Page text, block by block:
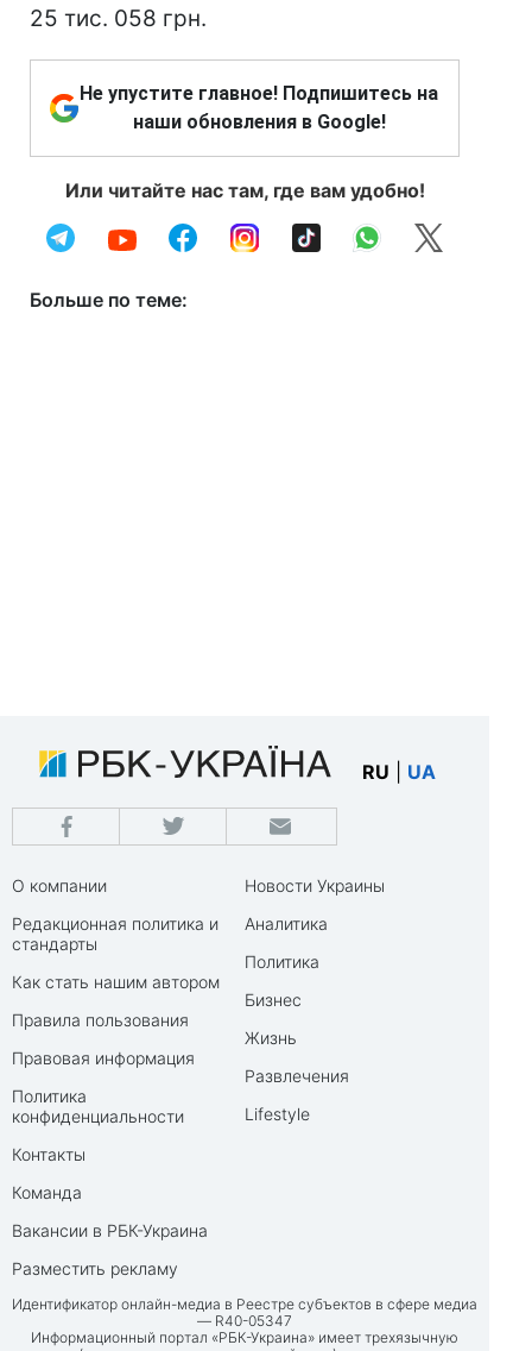
25 тис. 058 грн.
Не упустите главное! Подпишитесь на
наши обновления в Google!
Или читайте нас там, где вам удобно!
Больше по теме:
RU UA
О компании
Редакционная политика и
стандарты
Как стать нашим автором
Правила пользования
Правовая информация
Политика
конфиденциальности
Контакты
Команда
Вакансии в РБК-Украина
Разместить рекламу
Новости Украины
Аналитика
Политика
Бизнес
Жизнь
Развлечения
Lifestyle
Идентификатор онлайн-медиа в Реестре субъектов в сфере медиа
— R40-05347
Информационный портал «РБК-Украина» имеет трехязычную